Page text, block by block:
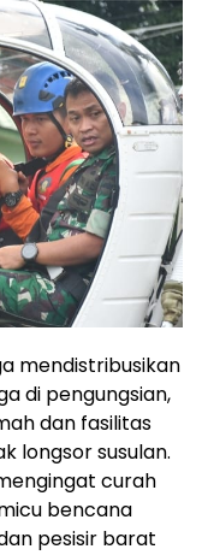
mendistribusikan
di pengungsian,
dan fasilitas
longsor susulan.
curah
bencana
pesisir barat